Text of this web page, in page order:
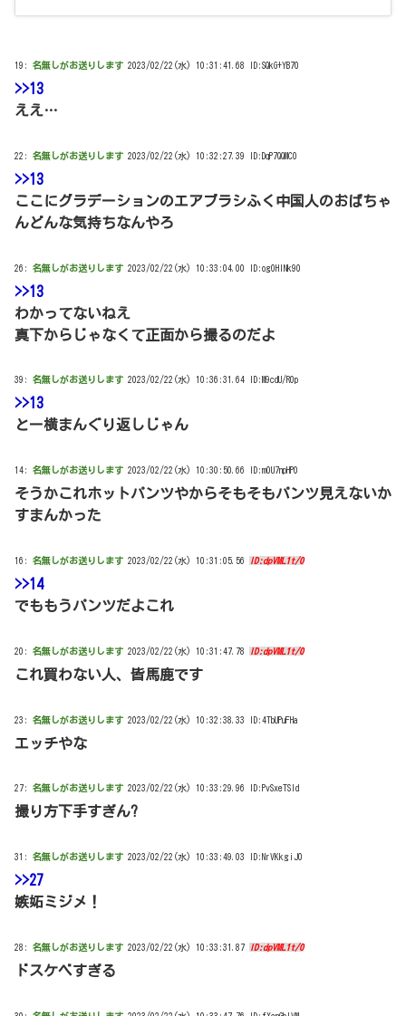
19: 名無しがお送りします 2023/02/22(水) 10:31:41.68 ID:SQkG+YB70
>>13
ええ…
22: 名無しがお送りします 2023/02/22(水) 10:32:27.39 ID:DqP7QQMC0
>>13
ここにグラデーションのエアブラシふく中国人のおばちゃ
んどんな気持ちなんやろ
26: 名無しがお送りします 2023/02/22(水) 10:33:04.00 ID:og0HlNk90
>>13
わかってないねえ
真下からじゃなくて正面から撮るのだよ
39: 名無しがお送りします 2023/02/22(水) 10:36:31.64 ID:M9cdU/R0p
>>13
とー横まんぐり返しじゃん
14: 名無しがお送りします 2023/02/22(水) 10:30:50.66 ID:m0U7npHP0
そうかこれホットパンツやからそもそもパンツ見えないか
すまんかった
16: 名無しがお送りします 2023/02/22(水) 10:31:05.56 ID:dpVML1t/0
>>14
でももうパンツだよこれ
20: 名無しがお送りします 2023/02/22(水) 10:31:47.78 ID:dpVML1t/0
これ買わない人、皆馬鹿です
23: 名無しがお送りします 2023/02/22(水) 10:32:38.33 ID:4TbUPuFHa
エッチやな
27: 名無しがお送りします 2023/02/22(水) 10:33:29.96 ID:PvSxeTSId
撮り方下手すぎん?
31: 名無しがお送りします 2023/02/22(水) 10:33:49.03 ID:NrVKkgiJ0
>>27
嫉妬ミジメ！
28: 名無しがお送りします 2023/02/22(水) 10:33:31.87 ID:dpVML1t/0
ドスケベすぎる